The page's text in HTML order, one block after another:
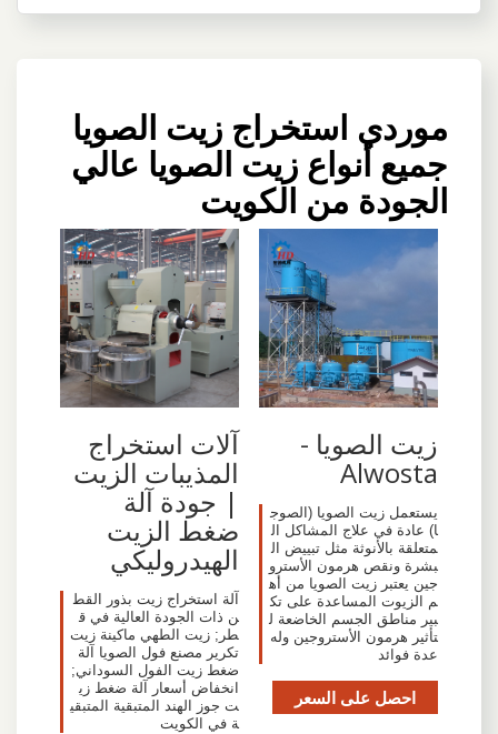
موردي استخراج زيت الصويا
جميع أنواع زيت الصويا عالي
الجودة من الكويت
زيت الصويا -
Alwosta
يستعمل زيت الصويا (الصوج
ا) عادة في علاج المشاكل ال
متعلقة بالأنوثة مثل تبييض ال
بشرة ونقص هرمون الأسترو
جين يعتبر زيت الصويا من أه
م الزيوت المساعدة على تك
بير مناطق الجسم الخاضعة ل
تأثير هرمون الأستروجين وله
عدة فوائد
احصل على السعر
آلات استخراج
المذيبات الزيت
| جودة آلة
ضغط الزيت
الهيدروليكي
آلة استخراج زيت بذور القط
ن ذات الجودة العالية في ق
طر; زيت الطهي ماكينة زيت
تكرير مصنع فول الصويا آلة
ضغط زيت الفول السوداني;
انخفاض أسعار آلة ضغط زي
ت جوز الهند المتبقية المتبقي
ة في الكويت